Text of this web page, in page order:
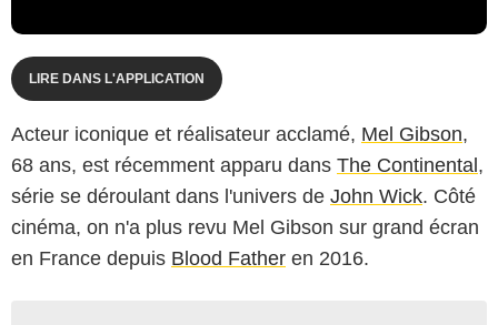
LIRE DANS L'APPLICATION
Acteur iconique et réalisateur acclamé, Mel Gibson,
68 ans, est récemment apparu dans The Continental,
série se déroulant dans l'univers de John Wick. Côté
cinéma, on n'a plus revu Mel Gibson sur grand écran
en France depuis Blood Father en 2016.